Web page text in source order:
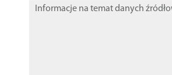
Informacje na temat danych